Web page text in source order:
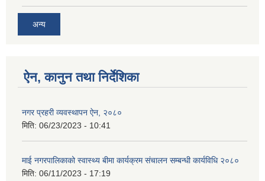
अन्य
ऐन, कानुन तथा निर्देशिका
नगर प्रहरी व्यवस्थापन ऐन, २०८०
मिति: 06/23/2023 - 10:41
माई नगरपालिकाको स्वास्थ्य बीमा कार्यक्रम संचालन सम्बन्धी कार्यविधि २०८०
मिति: 06/11/2023 - 17:19